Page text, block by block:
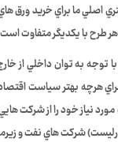
هر طرح با يکديگر متفاوت
به توان داخلي از
هرچه بهتر سياست
نياز خود را از شرکت
(وندورليست) شرکت هاي